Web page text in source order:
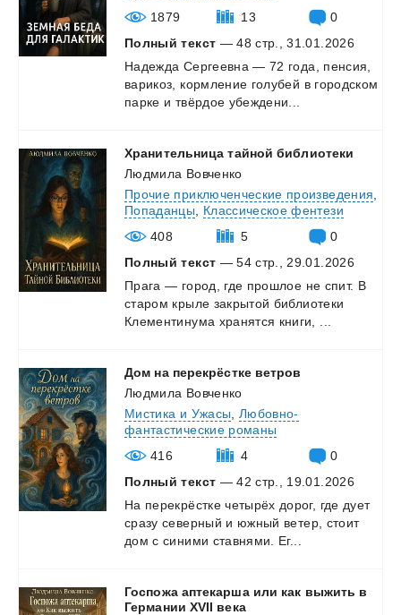
1879
13
0
Полный текст — 48 стр., 31.01.2026
Надежда Сергеевна — 72 года,
пенсия,
варикоз,
кормление голубей в городском
парке и твёрдое убеждени...
Хранительница тайной библиотеки
Людмила Вовченко
Прочие приключенческие произведения
Попаданцы
Классическое фентези
408
5
0
Полный текст — 54 стр., 29.01.2026
Прага — город, где прошлое не спит. В
старом крыле закрытой библиотеки
Клементинума хранятся книги,
Дом на перекрёстке ветров
Людмила Вовченко
Мистика и Ужасы
Любовно-
фантастические романы
416
4
0
Полный текст — 42 стр., 19.01.2026
На перекрёстке четырёх дорог, где дует
сразу северный и южный ветер, стоит
дом с синими ставнями. Ег...
Госпожа аптекарша или как выжить в
Германии XVII века